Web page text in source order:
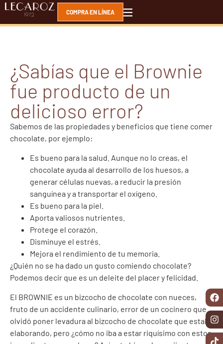
COMPRA EN LÍNEA
¿Sabías que el Brownie
fue producto de un
delicioso error?
Sabemos de las propiedades y beneficios que tiene comer
chocolate, por ejemplo:
Es bueno para la salud. Aunque no lo creas, el
chocolate ayuda al desarrollo de los huesos, a
generar células nuevas, a reducir la presión
sanguínea y a transportar el oxígeno.
Es bueno para la piel.
Aporta valiosos nutrientes.
Protege el corazón.
Disminuye el estrés.
Mejora el rendimiento de tu memoria.
¿Quién no se ha dado un gusto comiendo chocolate?
Podemos decir que es un deleite del placer y felicidad.
El BROWNIE es un bizcocho de chocolate con nueces,
fruto de un accidente culinario, error de un cocinero que
olvidó poner levadura al bizcocho de chocolate que estaba
elaborando, pero ¿cómo no iba a estar riquísimo con estos